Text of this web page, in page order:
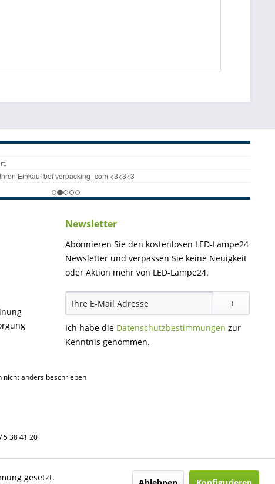
Newsletter
Abonnieren Sie den kostenlosen LED-Lampe24
Newsletter und verpassen Sie keine Neuigkeit
oder Aktion mehr von LED-Lampe24.
Ich habe die Datenschutzbestimmungen zur
Kenntnis genommen.
anders beschrieben
5 38 41 20
gesetzt.